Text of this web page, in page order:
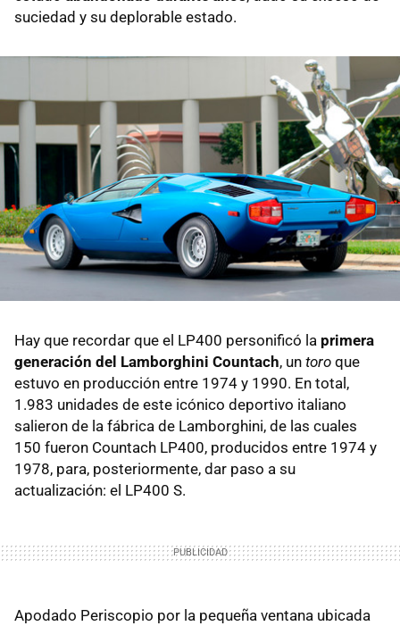
suciedad y su deplorable estado.
Hay que recordar que el LP400 personificó la primera
generación del Lamborghini Countach, un toro que
estuvo en producción entre 1974 y 1990. En total,
1.983 unidades de este icónico deportivo italiano
salieron de la fábrica de Lamborghini, de las cuales
150 fueron Countach LP400, producidos entre 1974 y
1978, para, posteriormente, dar paso a su
actualización: el LP400 S.
Apodado Periscopio por la pequeña ventana ubicada